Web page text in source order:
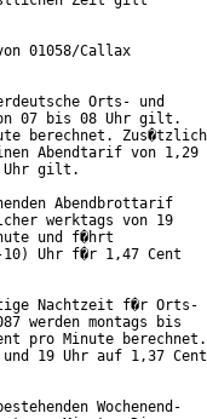
01058/Callax
Orts- und
07 bis 08 Uhr gilt.
berechnet. Zus�tzlich
Abendtarif von 1,29
Uhr gilt.
Abendbrottarif
werktags von 19
und f�hrt
Uhr f�r 1,47 Cent
Nachtzeit f�r Orts-
werden montags bis
pro Minute berechnet.
19 Uhr auf 1,37 Cent
Wochenend-